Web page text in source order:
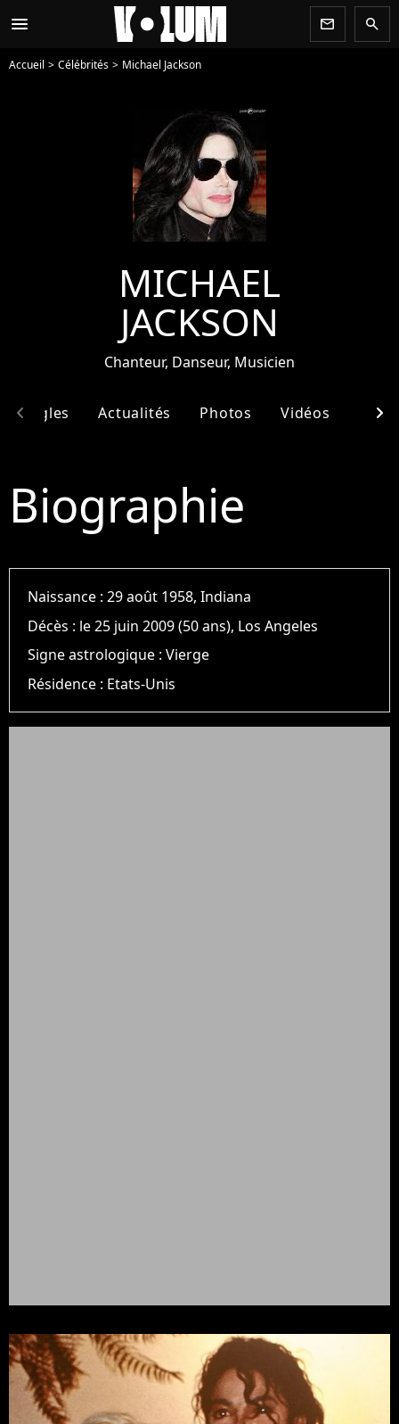
menu newsletter search
Accueil Célébrités Michael Jackson
MICHAEL
JACKSON
Chanteur, Danseur, Musicien
Singles Actualités Photos Vidéos
chevron_left chevron_right
Biographie
Naissance :29 août 1958, Indiana
Décès : le 25 juin 2009 (50 ans), Los Angeles
Signe astrologique :Vierge
Résidence : Etats-Unis